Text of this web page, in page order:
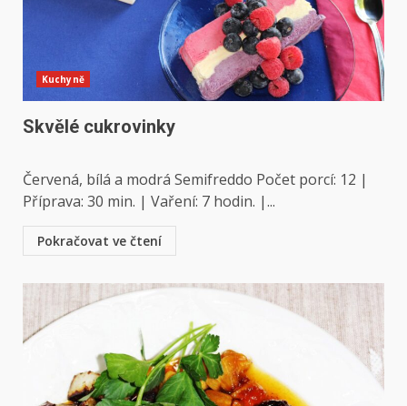
Kuchyně
Skvělé cukrovinky
Červená, bílá a modrá Semifreddo Počet porcí: 12 |
Příprava: 30 min. | Vaření: 7 hodin. |...
Pokračovat ve čtení